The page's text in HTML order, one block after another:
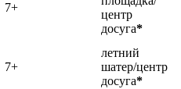
7+
центр
досуга*
7+
летний
шатер/центр
досуга*